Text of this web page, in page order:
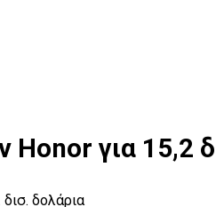
Honor για 15,2